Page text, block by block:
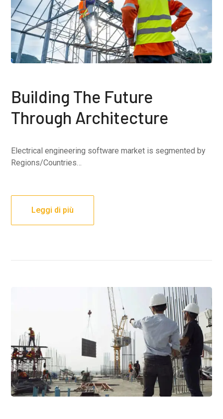
Building The Future
Through Architecture
Electrical engineering software market is segmented by
Regions/Countries…
Leggi di più